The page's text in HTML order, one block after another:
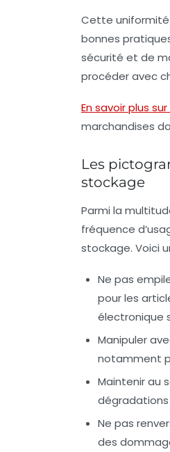
Cette
bonnes
sécurité et de
procéder avec
En savoir plus
marchandises
Les
stockage
Parmi la
fréquence
stockage. Voici
Ne pas
pour les
électronique
Manipuler
notamment
Maintenir au
dégradations
Ne pas
des